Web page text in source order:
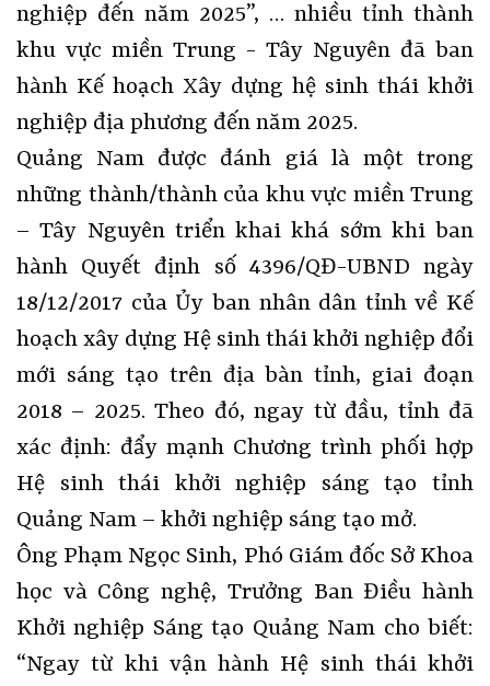
nghiệp đến năm 2025”, … nhiều tỉnh thành
khu vực miền Trung - Tây Nguyên đã ban
hành Kế hoạch Xây dựng hệ sinh thái khởi
nghiệp địa phương đến năm 2025.
Quảng Nam được đánh giá là một trong
những thành/thành của khu vực miền Trung
– Tây Nguyên triển khai khá sớm khi ban
hành Quyết định số 4396/QĐ-UBND ngày
18/12/2017 của Ủy ban nhân dân tỉnh về Kế
hoạch xây dựng Hệ sinh thái khởi nghiệp đổi
mới sáng tạo trên địa bàn tỉnh, giai đoạn
2018 – 2025. Theo đó, ngay từ đầu, tỉnh đã
xác định: đẩy mạnh Chương trình phối hợp
Hệ sinh thái khởi nghiệp sáng tạo tỉnh
Quảng Nam – khởi nghiệp sáng tạo mở.
Ông Phạm Ngọc Sinh, Phó Giám đốc Sở Khoa
học và Công nghệ, Trưởng Ban Điều hành
Khởi nghiệp Sáng tạo Quảng Nam cho biết:
“Ngay từ khi vận hành Hệ sinh thái khởi